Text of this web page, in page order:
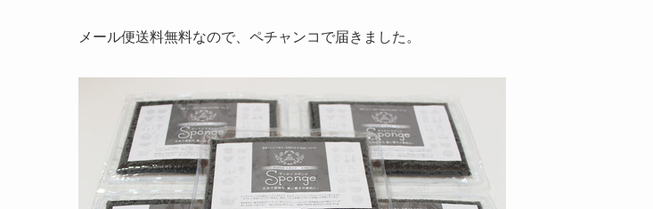
メール便送料無料なので、ペチャンコで届きました。